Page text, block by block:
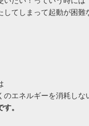
してしまって起動が困難
のエネルギーを消耗しな
。